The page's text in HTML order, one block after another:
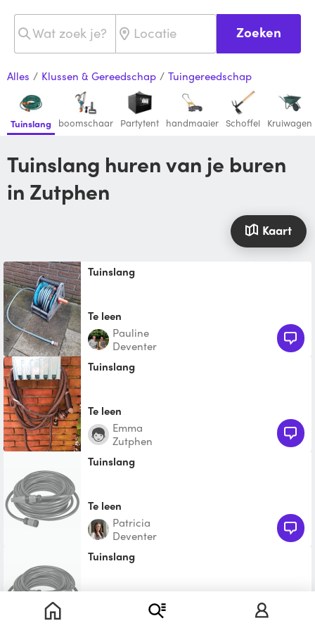
Zoeken
Alles / Klussen & Gereedschap / Tuingereedschap
Tuinslang boomschaar Partytent handmaaier Schoffel Kruiwagen
Tuinslang huren van je buren
in Zutphen
Kaart
Tuinslang
Te leen
Pauline
Deventer
Tuinslang
Te leen
Emma
Zutphen
Tuinslang
Te leen
Patricia
Deventer
Tuinslang